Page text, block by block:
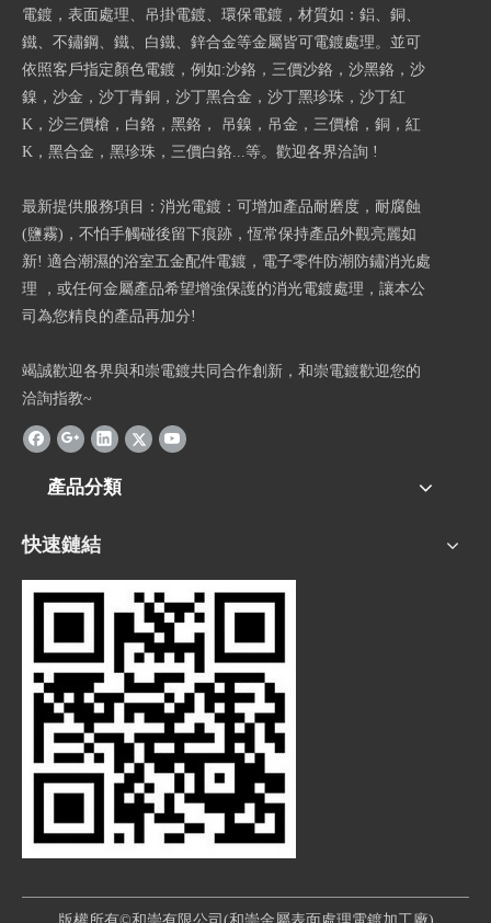
電鍍，表面處理、吊掛電鍍、環保電鍍，材質如：鋁、銅、
鐵、不鏽鋼、鐵、白鐵、鋅合金等金屬皆可電鍍處理。並可
依照客戶指定顏色電鍍，例如:沙鉻，三價沙鉻，沙黑鉻，沙
鎳，沙金，沙丁青銅，沙丁黑合金，沙丁黑珍珠，沙丁紅
K，沙三價槍，白鉻，黑鉻， 吊鎳，吊金，三價槍，銅，紅
K，黑合金，黑珍珠，三價白鉻...等。歡迎各界洽詢 !
最新提供服務項目：消光電鍍：可增加產品耐磨度，耐腐蝕
(鹽霧)，不怕手觸碰後留下痕跡，恆常保持產品外觀亮麗如
新! 適合潮濕的浴室五金配件電鍍，電子零件防潮防鏽消光處
理 ，或任何金屬產品希望增強保護的消光電鍍處理，讓本公
司為您精良的產品再加分!
竭誠歡迎各界與和崇電鍍共同合作創新，和崇電鍍歡迎您的
洽詢指教~
產品分類
快速鏈結